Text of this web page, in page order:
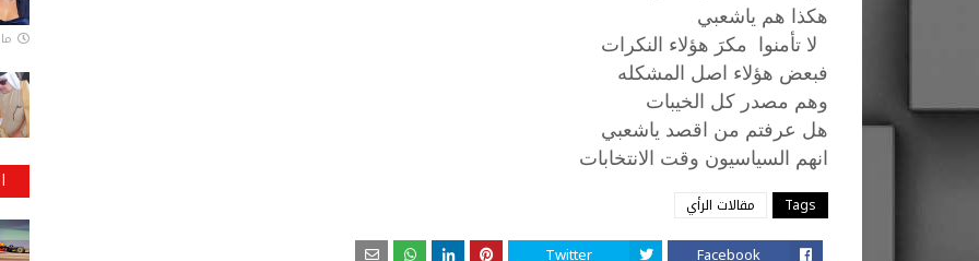
هكذا هم ياشعبي
لا تأمنوا مكرَ هؤلاء النكرات
فبعض هؤلاء اصل المشكله
وهم مصدر كل الخيبات
هل عرفتم من اقصد ياشعبي
انهم السياسيون وقت الانتخابات
Tags مقالات الرأي
Facebook
Twitter